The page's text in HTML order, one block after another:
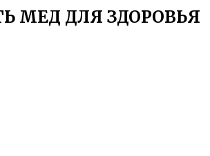
МЕД ДЛЯ ЗДОРОВЬЯ